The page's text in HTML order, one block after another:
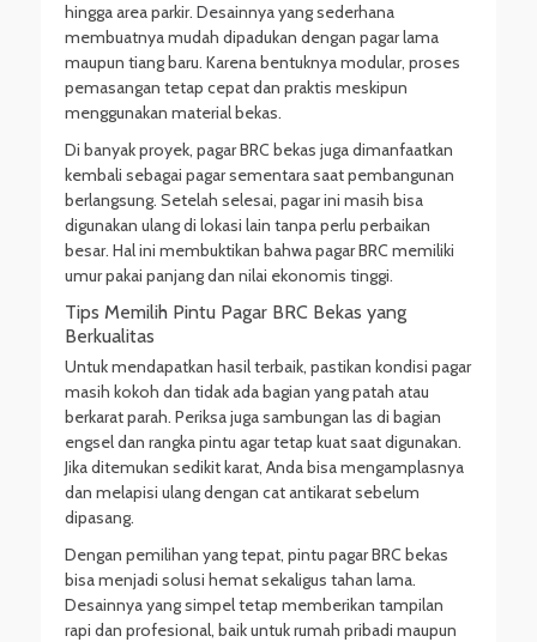
hingga area parkir. Desainnya yang sederhana
membuatnya mudah dipadukan dengan pagar lama
maupun tiang baru. Karena bentuknya modular, proses
pemasangan tetap cepat dan praktis meskipun
menggunakan material bekas.
Di banyak proyek, pagar BRC bekas juga dimanfaatkan
kembali sebagai pagar sementara saat pembangunan
berlangsung. Setelah selesai, pagar ini masih bisa
digunakan ulang di lokasi lain tanpa perlu perbaikan
besar. Hal ini membuktikan bahwa pagar BRC memiliki
umur pakai panjang dan nilai ekonomis tinggi.
Tips Memilih Pintu Pagar BRC Bekas yang
Berkualitas
Untuk mendapatkan hasil terbaik, pastikan kondisi pagar
masih kokoh dan tidak ada bagian yang patah atau
berkarat parah. Periksa juga sambungan las di bagian
engsel dan rangka pintu agar tetap kuat saat digunakan.
Jika ditemukan sedikit karat, Anda bisa mengamplasnya
dan melapisi ulang dengan cat antikarat sebelum
dipasang.
Dengan pemilihan yang tepat, pintu pagar BRC bekas
bisa menjadi solusi hemat sekaligus tahan lama.
Desainnya yang simpel tetap memberikan tampilan
rapi dan profesional, baik untuk rumah pribadi maupun